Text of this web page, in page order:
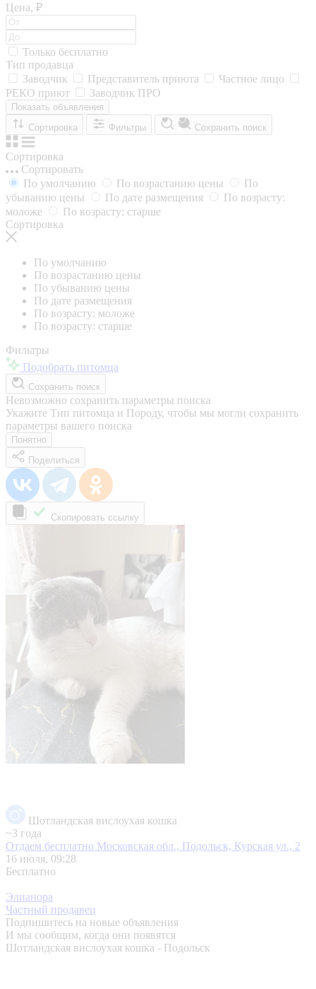
Цена, ₽
Только бесплатно
Тип продавца
Заводчик
Представитель приюта
Частное лицо
РЕКО приют
Заводчик ПРО
Показать объявления
Сортировка
Фильтры Сохранить поиск
Сортировка
Сортировать
По умолчанию
По возрастанию цены
По
убыванию цены
По дате размещения
По возрасту:
моложе
По возрасту: старше
Сортировка
По умолчанию
По возрастанию цены
По убыванию цены
По дате размещения
По возрасту: моложе
По возрасту: старше
Фильтры
Подобрать питомца
Сохранить поиск
Невозможно сохранить параметры поиска
Укажите Тип питомца и Породу, чтобы мы могли сохранить
параметры вашего поиска
Понятно
Поделиться
Скопировать ссылку
Шотландская вислоухая кошка
~3 года
Отдаем бесплатно Московская обл., Подольск, Курская ул., 2
16 июля, 09:28
Бесплатно
Элианора
Частный продавец
Подпишитесь на новые объявления
И мы сообщим, когда они появятся
Шотландская вислоухая кошка - Подольск